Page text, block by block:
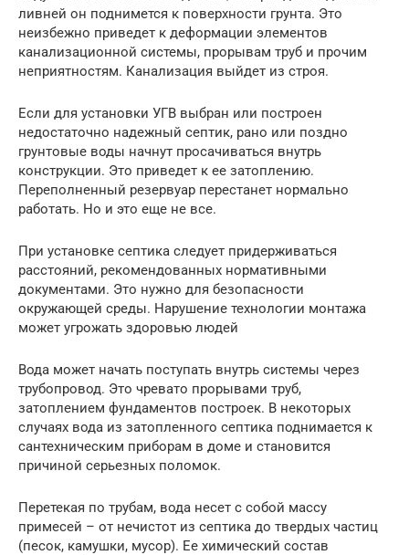
ливней он поднимется к поверхности грунта. Это
неизбежно приведет к деформации элементов
канализационной системы, прорывам труб и прочим
неприятностям. Канализация выйдет из строя.
Если для установки УГВ выбран или построен
недостаточно надежный септик, рано или поздно
грунтовые воды начнут просачиваться внутрь
конструкции. Это приведет к ее затоплению.
Переполненный резервуар перестанет нормально
работать. Но и это еще не все.
При установке септика следует придерживаться
расстояний, рекомендованных нормативными
документами. Это нужно для безопасности
окружающей среды. Нарушение технологии монтажа
может угрожать здоровью людей
Вода может начать поступать внутрь системы через
трубопровод. Это чревато прорывами труб,
затоплением фундаментов построек. В некоторых
случаях вода из затопленного септика поднимается к
сантехническим приборам в доме и становится
причиной серьезных поломок.
Перетекая по трубам, вода несет с собой массу
примесей – от нечистот из септика до твердых частиц
(песок, камушки, мусор). Ее химический состав